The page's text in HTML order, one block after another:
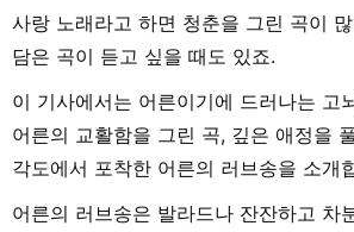
되길 바랍니다!
사랑 노래라고 하면 청춘을 그린 곡이
담은 곡이 듣고 싶을 때도 있죠.
이 기사에서는 어른이기에 드러나는 고
어른의 교활함을 그린 곡, 깊은 애정을
각도에서 포착한 어른의 러브송을 소개
어른의 러브송은 발라드나 잔잔하고 차